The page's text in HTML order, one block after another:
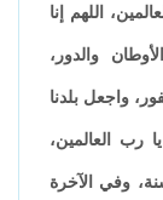
اللهم إنا
والدور،
واجعل بلدنا
رب العالمين،
وفي الآخرة